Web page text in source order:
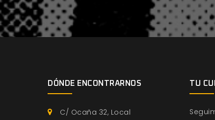
DÓNDE ENCONTRARNOS
C/ Ocaña 32, Local
TU